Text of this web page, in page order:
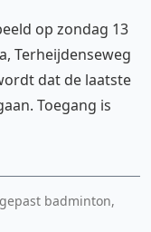
op zondag 13
Terheijdenseweg
dat de laatste
Toegang is
badminton,